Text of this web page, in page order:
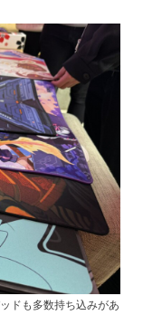
ドも多数持ち込みがあ